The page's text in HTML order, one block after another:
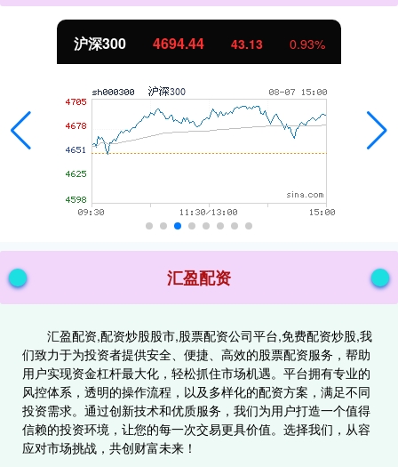
沪深300 4694.44 43.13 0.93%
汇盈配资
汇盈配资,配资炒股股市,股票配资公司平台,免费配资炒股,我
们致力于为投资者提供安全、便捷、高效的股票配资服务，帮助
用户实现资金杠杆最大化，轻松抓住市场机遇。平台拥有专业的
风控体系，透明的操作流程，以及多样化的配资方案，满足不同
投资需求。通过创新技术和优质服务，我们为用户打造一个值得
信赖的投资环境，让您的每一次交易更具价值。选择我们，从容
应对市场挑战，共创财富未来！